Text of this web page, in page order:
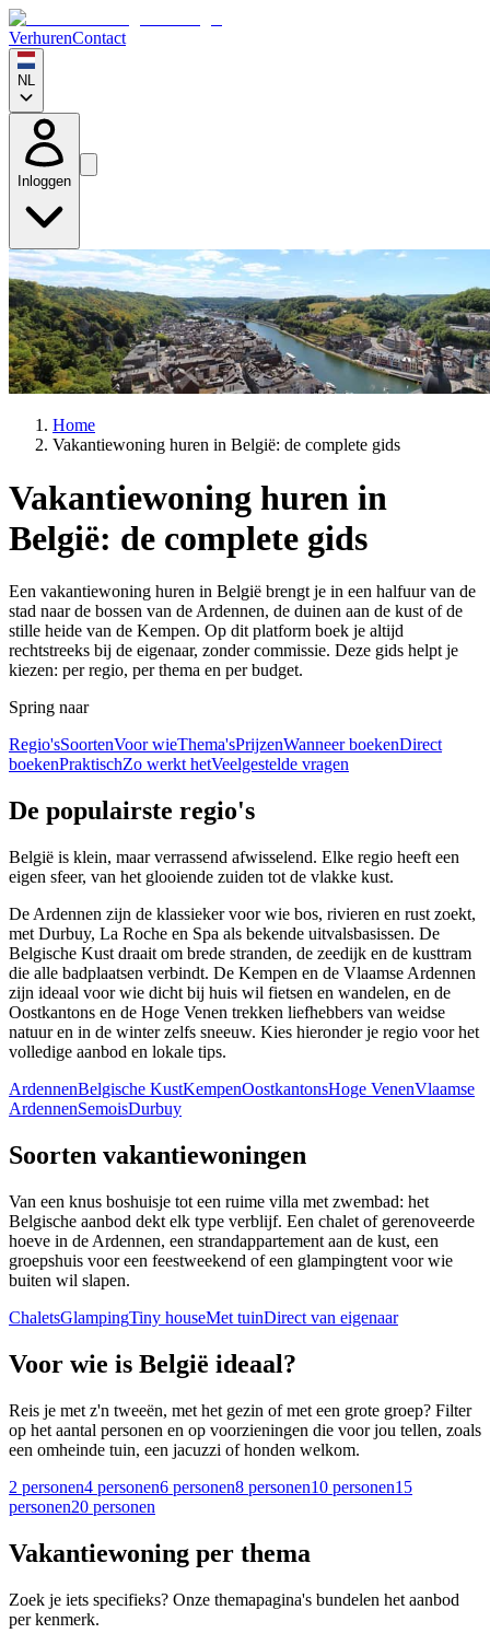
VerhurenContact
NL
Inloggen
Home
Vakantiewoning huren in België: de complete gids
Vakantiewoning huren in
België: de complete gids
Een vakantiewoning huren in België brengt je in een halfuur van de
stad naar de bossen van de Ardennen, de duinen aan de kust of de
stille heide van de Kempen. Op dit platform boek je altijd
rechtstreeks bij de eigenaar, zonder commissie. Deze gids helpt je
kiezen: per regio, per thema en per budget.
Spring naar
Regio'sSoortenVoor wieThema'sPrijzenWanneer boekenDirect
boekenPraktischZo werkt hetVeelgestelde vragen
De populairste regio's
België is klein, maar verrassend afwisselend. Elke regio heeft een
eigen sfeer, van het glooiende zuiden tot de vlakke kust.
De Ardennen zijn de klassieker voor wie bos, rivieren en rust zoekt,
met Durbuy, La Roche en Spa als bekende uitvalsbasissen. De
Belgische Kust draait om brede stranden, de zeedijk en de kusttram
die alle badplaatsen verbindt. De Kempen en de Vlaamse Ardennen
zijn ideaal voor wie dicht bij huis wil fietsen en wandelen, en de
Oostkantons en de Hoge Venen trekken liefhebbers van weidse
natuur en in de winter zelfs sneeuw. Kies hieronder je regio voor het
volledige aanbod en lokale tips.
ArdennenBelgische KustKempenOostkantonsHoge VenenVlaamse
ArdennenSemoisDurbuy
Soorten vakantiewoningen
Van een knus boshuisje tot een ruime villa met zwembad: het
Belgische aanbod dekt elk type verblijf. Een chalet of gerenoveerde
hoeve in de Ardennen, een strandappartement aan de kust, een
groepshuis voor een feestweekend of een glampingtent voor wie
buiten wil slapen.
ChaletsGlampingTiny houseMet tuinDirect van eigenaar
Voor wie is België ideaal?
Reis je met z'n tweeën, met het gezin of met een grote groep? Filter
op het aantal personen en op voorzieningen die voor jou tellen, zoals
een omheinde tuin, een jacuzzi of honden welkom.
2 personen4 personen6 personen8 personen10 personen15
personen20 personen
Vakantiewoning per thema
Zoek je iets specifieks? Onze themapagina's bundelen het aanbod
per kenmerk.